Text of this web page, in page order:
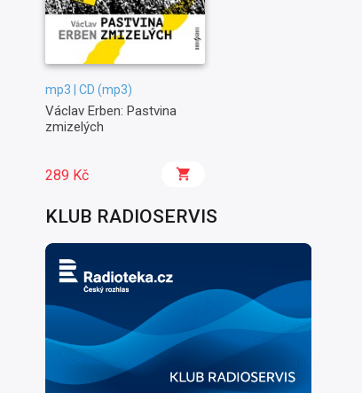
mp3 | CD (mp3)
Václav Erben: Pastvina
zmizelých
289 Kč
KLUB RADIOSERVIS